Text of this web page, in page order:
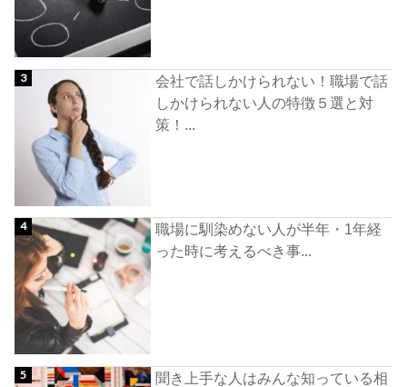
会社で話しかけられない！職場で話
しかけられない人の特徴５選と対
策！...
職場に馴染めない人が半年・1年経
った時に考えるべき事...
聞き上手な人はみんな知っている相